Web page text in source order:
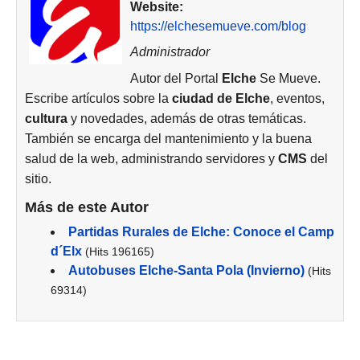
Website:
https://elchesemueve.com/blog
Administrador
Autor del Portal
ElcheSe Mueve.
Escribe artículos sobre la ciudad de Elche, eventos,
cultura y novedades, además de otras temáticas.
También se encarga del mantenimiento y la buena
salud de la web, administrando servidores y CMS del
sitio.
Más de este Autor
Partidas Rurales de Elche: Conoce el Camp
d´Elx (Hits 196165)
Autobuses Elche-Santa Pola (Invierno) (Hits
69314)